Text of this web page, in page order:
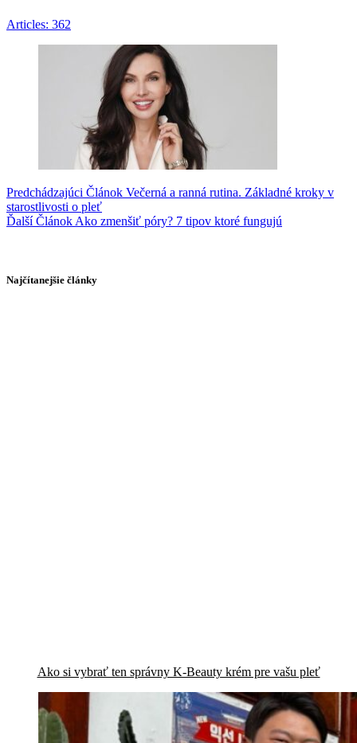
Articles: 362
Predchádzajúci Článok Večerná a ranná rutina. Základné kroky v
starostlivosti o pleť
ĎalšíČlánok Ako zmenšiť póry? 7 tipov ktoré fungujú
Najčítanejšie články
Ako si vybrať ten správny K-Beauty krém pre vašu pleť